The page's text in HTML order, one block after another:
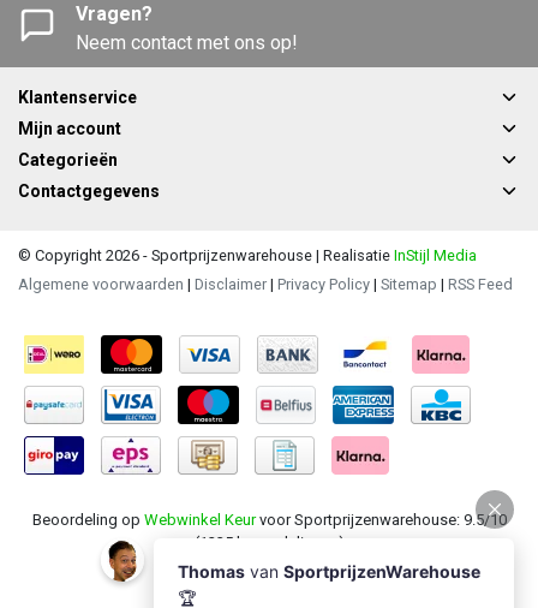
Vragen?
Neem contact met ons op!
Klantenservice
Mijn account
Categorieën
Contactgegevens
© Copyright 2026 - Sportprijzenwarehouse | Realisatie InStijl Media
Algemene voorwaarden | Disclaimer | Privacy Policy | Sitemap | RSS Feed
Beoordeling op Webwinkel Keurvoor Sportprijzenwarehouse: 9.5/10
(1235 beoordelingen)